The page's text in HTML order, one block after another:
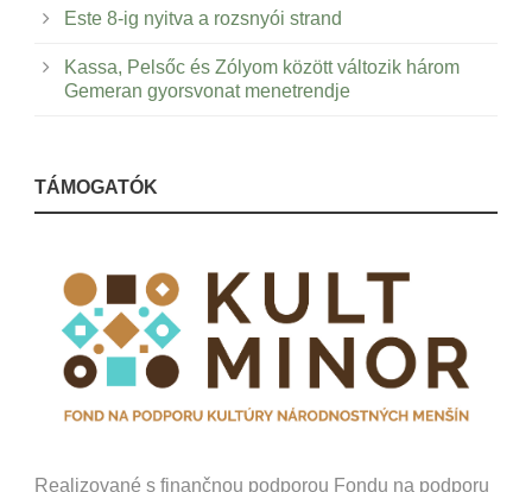
Este 8-ig nyitva a rozsnyói strand
Kassa, Pelsőc és Zólyom között változik három
Gemeran gyorsvonat menetrendje
TÁMOGATÓK
Realizované s finančnou podporou Fondu na podporu